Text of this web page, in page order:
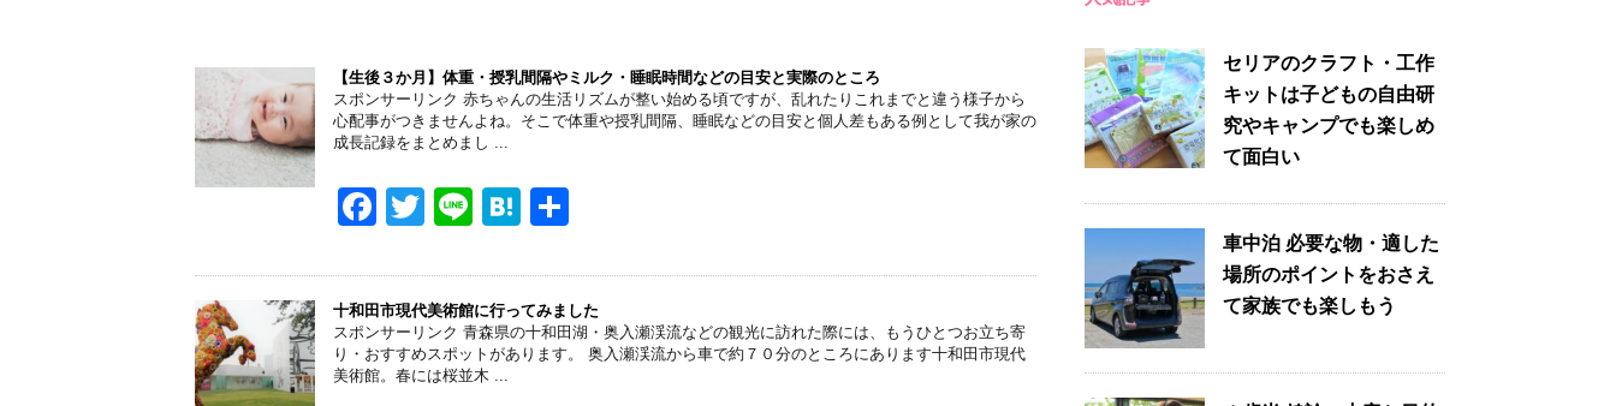
【生後３か月】体重・授乳間隔やミルク・睡眠時間などの目安と実際のところ
スポンサーリンク 赤ちゃんの生活リズムが整い始める頃ですが、乱れたりこれまでと違う様子から
心配事がつきませんよね。そこで体重や授乳間隔、睡眠などの目安と個人差もある例として我が家の
成長記録をまとめまし ...
F
c
e
b
T
tt
er
Li
e
H
e
n
a
十和田市現代美術館に行ってみました
スポンサーリンク 青森県の十和田湖・奥入瀬渓流などの観光に訪れた際には、もうひとつお立ち寄
り・おすすめスポットがあります。 奥入瀬渓流から車で約７０分のところにあります十和田市現代
美術館。春には桜並木 ...
セリアのクラフト・工作
キットは子どもの自由研
究やキャンプでも楽しめ
て面白い
車中泊 必要な物・適した
場所のポイントをおさえ
て家族でも楽しもう